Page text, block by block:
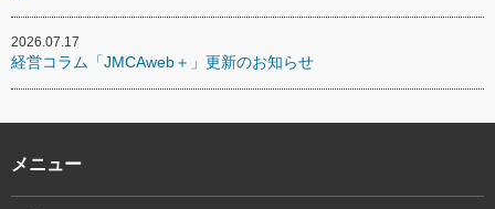
2026.07.17
経営コラム「JMCAweb＋」更新のお知らせ
メニュー